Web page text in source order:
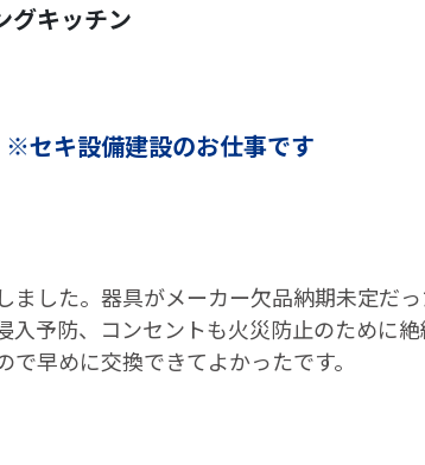
グキッチン
セキ設備建設のお仕事です
ました。器具がメーカー欠品納期未定だ
入予防、コンセントも火災防止のために
早めに交換できてよかったです。